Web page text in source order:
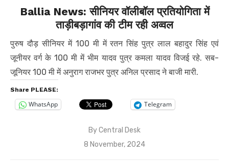
Ballia News: सीनियर वॉलीबॉल प्रतियोगिता में
ताड़ीबड़ागांव की टीम रही अव्वल
पुरुष दौड़ सीनियर में 100 मी में रतन सिंह पुत्र लाल बहादुर सिंह एवं
जूनीयर वर्ग के 100 मी में भीम यादव पुत्र कमला यादव विजई रहे. सब-
जूनियर 100 मी में अनुराग राजभर पुत्र अनिल प्रसाद ने बाजी मारी.
Share PLEASE:
WhatsApp Telegram
ByCentral Desk
Posted
8 November, 2024